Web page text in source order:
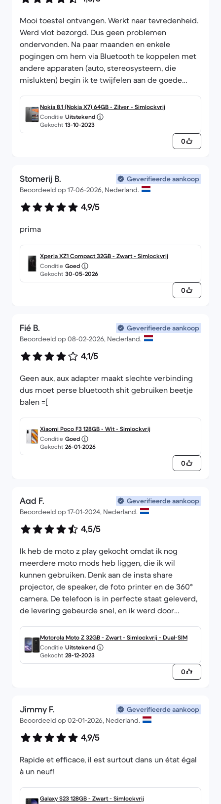
Mooi toestel ontvangen. Werkt naar tevredenheid.
Werd vlot bezorgd. Dus geen problemen
ondervonden. Na paar maanden en enkele
pogingen om hem via Bluetooth te koppelen met
andere apparaten (auto, stereosysteem, die
mislukten) begin ik te twijfelen aan de goede
Nokia 8.1 (Nokia X7) 64GB - Zilver - Simlockvrij
Conditie Uitstekend
Gekocht 13-10-2023
0
Stomerij B.
Geverifieerde aankoop
Beoordeeld op 17-06-2026, Nederland.
4,9/5
prima
Xperia XZ1 Compact 32GB - Zwart - Simlockvrij
Conditie Goed
Gekocht 30-05-2026
0
Fié B.
Geverifieerde aankoop
Beoordeeld op 08-02-2026, Nederland.
4,1/5
Geen aux, aux adapter maakt slechte verbinding
dus moet perse bluetooth shit gebruiken beetje
balen =[
Xiaomi Poco F3 128GB - Wit - Simlockvrij
Conditie Goed
Gekocht 26-01-2026
0
Aad F.
Geverifieerde aankoop
Beoordeeld op 17-01-2024, Nederland.
4,5/5
Ik heb de moto z play gekocht omdat ik nog
meerdere moto mods heb liggen, die ik wil
kunnen gebruiken. Denk aan de insta share
projector, de speaker, de foto printer en de 360°
camera. De telefoon is in perfecte staat geleverd,
de levering gebeurde snel, en ik werd door
top! Ik had echter niet verwacht dat er Android 6.0
op zou staan. Op die versie werkt de 360° camera
helaas niet, en die wilde ik nu juist weer gebruiken
Updates zijn ook niet meer beschikbaar. Dus wat
door zoeken naar een Android 8 update voor deze
telefoon, wie weet.
Motorola Moto Z 32GB - Zwart - Simlockvrij - Dual-SIM
Conditie Uitstekend
Gekocht 28-12-2023
0
Jimmy F.
Geverifieerde aankoop
Beoordeeld op 02-01-2026, Nederland.
4,9/5
Rapide et efficace, il est surtout dans un état égal
à un neuf!
Galaxy S23 128GB - Zwart - Simlockvrij